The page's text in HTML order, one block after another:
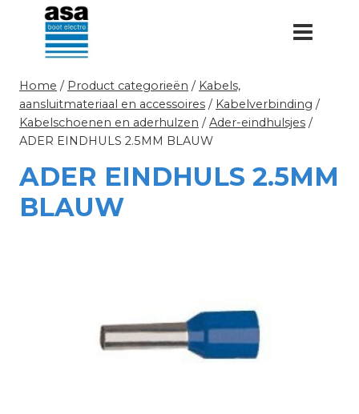
Doorgaan
inhoud
Home / Product categorieën / Kabels,
aansluitmateriaal en accessoires / Kabelverbinding /
Kabelschoenen en aderhulzen / Ader-eindhulsjes /
ADER EINDHULS 2.5MM BLAUW
ADER EINDHULS 2.5MM
BLAUW